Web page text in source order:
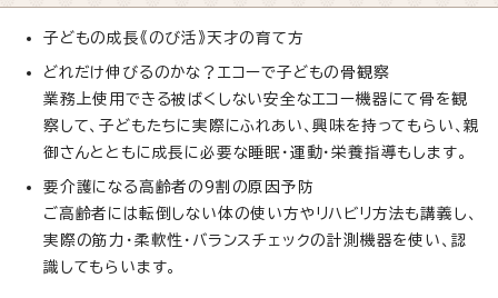
子どもの成長《のび活》天才の育て方
どれだけ伸びるのかな？エコーで子どもの骨観察
業務上使用できる被ばくしない安全なエコー機器にて骨を観
察して、子どもたちに実際にふれあい、興味を持ってもらい、親
御さんとともに成長に必要な睡眠・運動・栄養指導もします。
要介護になる高齢者の9割の原因予防
ご高齢者には転倒しない体の使い方やリハビリ方法も講義し、
実際の筋力・柔軟性・バランスチェックの計測機器を使い、認
識してもらいます。